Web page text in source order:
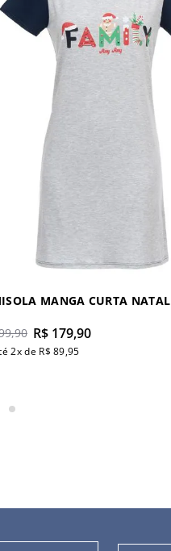
MANGA CURTA NATAL
,90 R$ 179,90
2x de R$ 89,95